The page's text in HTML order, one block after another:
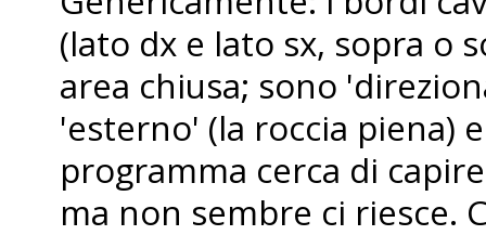
(lato dx e lato sx, sopra o
area chiusa; sono
'esterno' (la roccia piena)
programma cerca di
ma non sembre ci riesce.